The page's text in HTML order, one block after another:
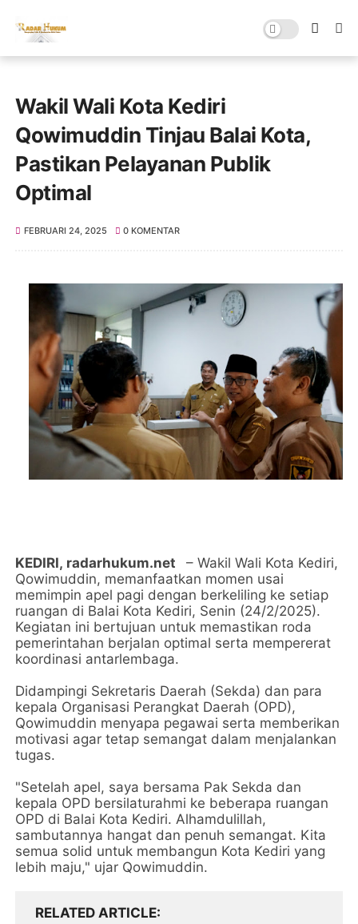
Wakil Wali Kota Kediri
Qowimuddin Tinjau Balai Kota,
Pastikan Pelayanan Publik
Optimal
FEBRUARI 24, 2025 0 KOMENTAR
KEDIRI, radarhukum.net
– Wakil Wali Kota Kediri,
Qowimuddin, memanfaatkan momen usai
memimpin apel pagi dengan berkeliling ke setiap
ruangan di Balai Kota Kediri, Senin (24/2/2025).
Kegiatan ini bertujuan untuk memastikan roda
pemerintahan berjalan optimal serta mempererat
koordinasi antarlembaga.
Didampingi Sekretaris Daerah (Sekda) dan para
kepala Organisasi Perangkat Daerah (OPD),
Qowimuddin menyapa pegawai serta memberikan
motivasi agar tetap semangat dalam menjalankan
tugas.
"Setelah apel, saya bersama Pak Sekda dan
kepala OPD bersilaturahmi ke beberapa ruangan
OPD di Balai Kota Kediri. Alhamdulillah,
sambutannya hangat dan penuh semangat. Kita
semua solid untuk membangun Kota Kediri yang
lebih maju," ujar Qowimuddin.
RELATED ARTICLE